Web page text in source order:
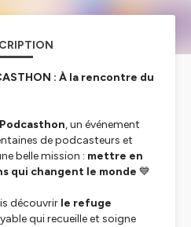
: À la rencontre du
Podcasthon, un événement
de podcasteurs et
belle mission : mettre en
qui changent le monde 💙
découvrir le refuge
qui recueille et soigne